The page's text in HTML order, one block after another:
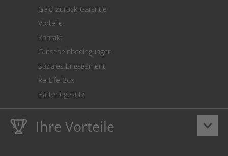
Geld-Zurück-Garantie
Vorteile
Kontakt
Gutscheinbedingungen
Soziales Engagement
Re-Life Box
Batteriegesetz
keyboard_arrow_down
Ihre Vorteile